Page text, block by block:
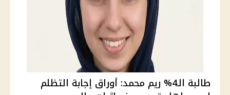
طالبة الـ4% ريم محمد: أوراق إجابة التظلم